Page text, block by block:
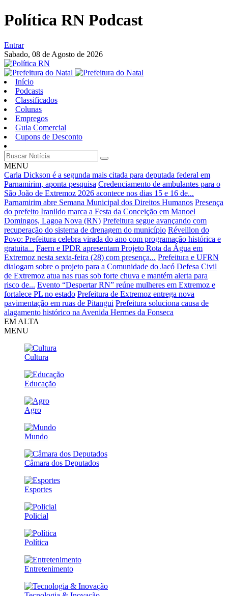
Política RN Podcast
Entrar
Sabado, 08 de Agosto de 2026
Início
Podcasts
Classificados
Colunas
Empregos
Guia Comercial
Cupons de Desconto
MENU
Carla Dickson é a segunda mais citada para deputada federal em
Parnamirim, aponta pesquisa Credenciamento de ambulantes para o
São João de Extremoz 2026 acontece nos dias 15 e 16 de...
Parnamirim abre Semana Municipal dos Direitos Humanos Presença
do prefeito Iranildo marca a Festa da Conceição em Manoel
Domingos, Lagoa Nova (RN) Prefeitura segue avançando com
recuperação do sistema de drenagem do município Réveillon do
Povo: Prefeitura celebra virada do ano com programação histórica e
gratuita... Faern e IPDR apresentam Projeto Rota da Água em
Extremoz nesta sexta-feira (28) com presença... Prefeitura e UFRN
dialogam sobre o projeto para a Comunidade do Jacó Defesa Civil
de Extremoz atua nas ruas sob forte chuva e mantém alerta para
risco de... Evento “Despertar RN” reúne mulheres em Extremoz e
fortalece PL no estado Prefeitura de Extremoz entrega nova
pavimentação em ruas de Pitangui Prefeitura soluciona causa de
alagamento histórico na Avenida Hermes da Fonseca
EM ALTA
MENU
Cultura
Educação
Agro
Mundo
Câmara dos Deputados
Esportes
Policial
Política
Entretenimento